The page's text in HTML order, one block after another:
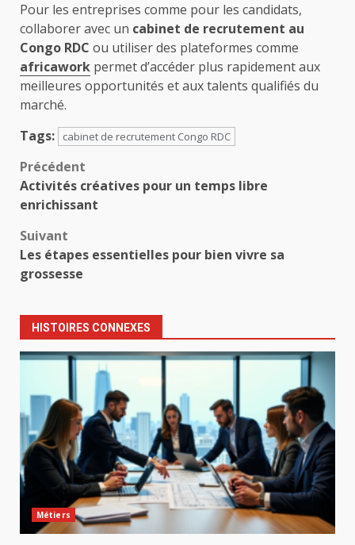
Pour les entreprises comme pour les candidats,
collaborer avec un cabinet de recrutement au
Congo RDC ou utiliser des plateformes comme
africawork permet d’accéder plus rapidement aux
meilleures opportunités et aux talents qualifiés du
marché.
Tags:
cabinet de recrutement Congo RDC
Navigation
d’article
Précédent
Activités créatives pour un temps libre
enrichissant
Suivant
Les étapes essentielles pour bien vivre sa
grossesse
HISTOIRES CONNEXES
Métiers